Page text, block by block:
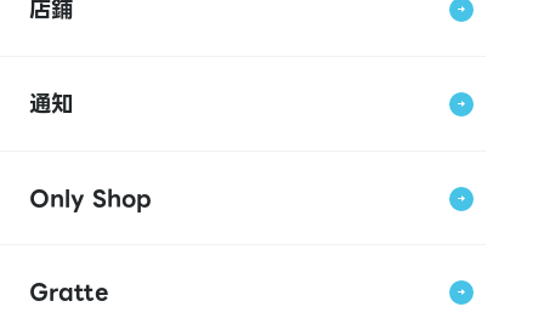
店鋪
通知
Only Shop
Gratte